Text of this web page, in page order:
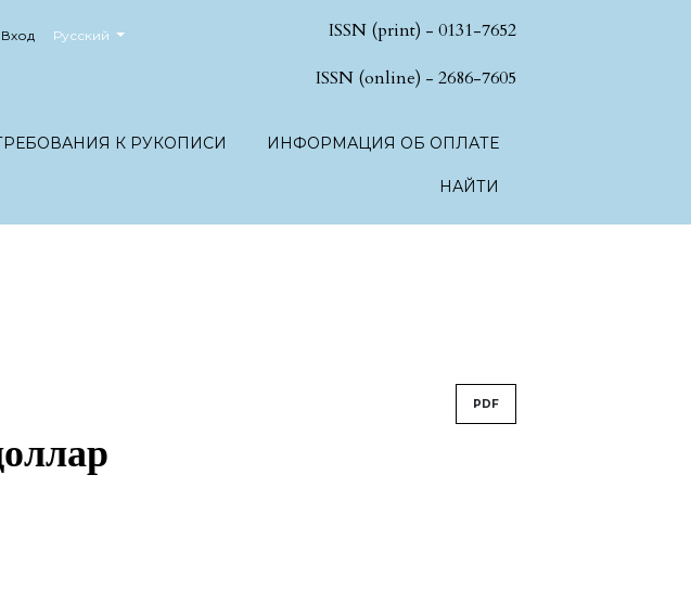
Вход ##plugins.themes.healthSciences.language.toggle##
Русский
ISSN (print) - 0131-7652
ISSN (online) - 2686-7605
К РУКОПИСИ ИНФОРМАЦИЯ ОБ ОПЛАТЕ
НАЙТИ
PDF